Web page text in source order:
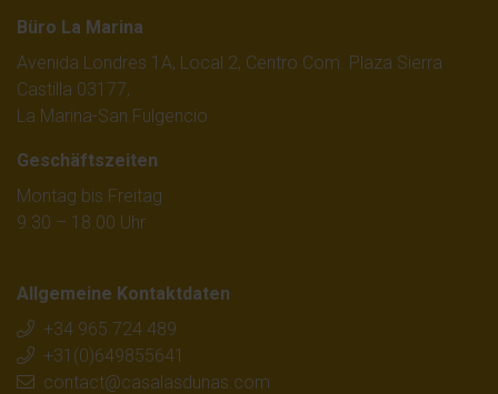
Büro La Marina
Avenida Londres 1A, Local 2, Centro Com. Plaza Sierra
Castilla 03177,
La Marina-San Fulgencio
Geschäftszeiten
Montag bis Freitag
9.30 – 18.00 Uhr
Allgemeine Kontaktdaten
+34 965 724 489
+31(0)649855641
contact@casalasdunas.com